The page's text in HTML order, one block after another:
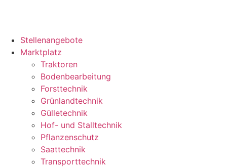
Stellenangebote
Marktplatz
Traktoren
Bodenbearbeitung
Forsttechnik
Grünlandtechnik
Gülletechnik
Hof- und Stalltechnik
Pflanzenschutz
Saattechnik
Transporttechnik